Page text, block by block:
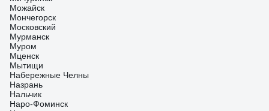
Можайск
Мончегорск
Московский
Мурманск
Муром
Мценск
Мытищи
Набережные Челны
Назрань
Нальчик
Наро-Фоминск